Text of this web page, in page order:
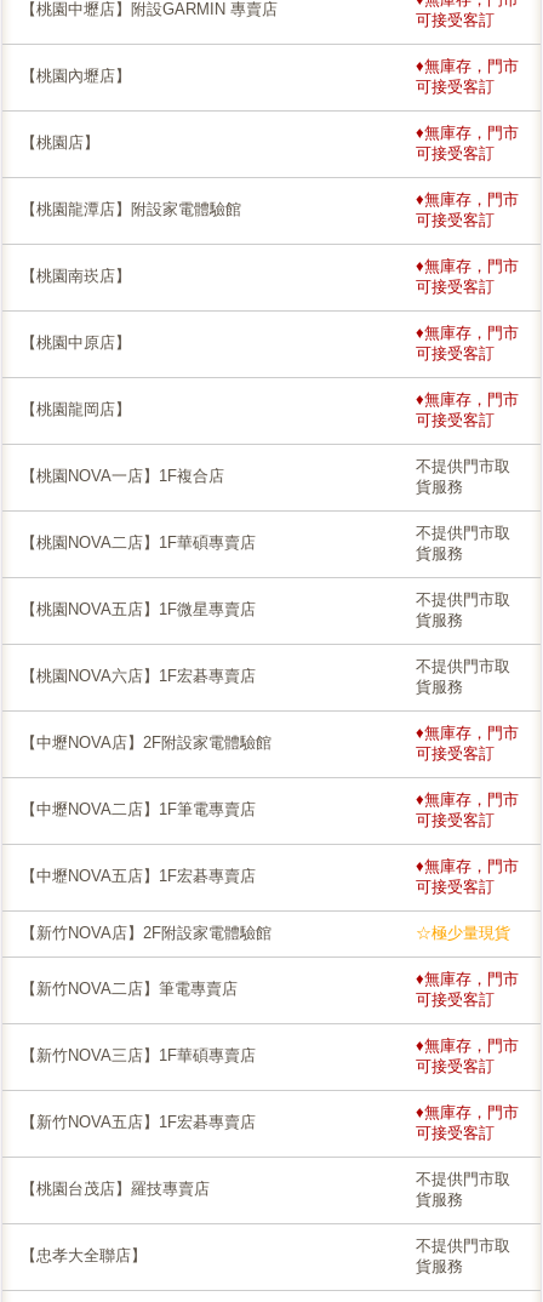
【桃園中壢店】附設GARMIN 專賣店
可接受客訂
【桃園內壢店】
♦無庫存，門市
可接受客訂
【桃園店】
♦無庫存，門市
可接受客訂
【桃園龍潭店】附設家電體驗館
♦無庫存，門市
可接受客訂
【桃園南崁店】
♦無庫存，門市
可接受客訂
【桃園中原店】
♦無庫存，門市
可接受客訂
【桃園龍岡店】
♦無庫存，門市
可接受客訂
【桃園NOVA一店】1F複合店
不提供門市取
貨服務
【桃園NOVA二店】1F華碩專賣店
不提供門市取
貨服務
【桃園NOVA五店】1F微星專賣店
不提供門市取
貨服務
【桃園NOVA六店】1F宏碁專賣店
不提供門市取
貨服務
【中壢NOVA店】2F附設家電體驗館
♦無庫存，門市
可接受客訂
【中壢NOVA二店】1F筆電專賣店
♦無庫存，門市
可接受客訂
【中壢NOVA五店】1F宏碁專賣店
♦無庫存，門市
可接受客訂
【新竹NOVA店】2F附設家電體驗館 ☆極少量現貨
【新竹NOVA二店】筆電專賣店
♦無庫存，門市
可接受客訂
【新竹NOVA三店】1F華碩專賣店
♦無庫存，門市
可接受客訂
【新竹NOVA五店】1F宏碁專賣店
♦無庫存，門市
可接受客訂
【桃園台茂店】羅技專賣店
不提供門市取
貨服務
【忠孝大全聯店】
不提供門市取
貨服務